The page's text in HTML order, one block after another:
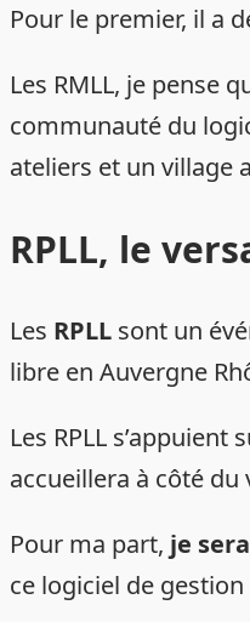
Pour le premier, il a
Les RMLL, je pense
communauté du
ateliers et un village
RPLL, le
Les RPLL sont un
libre en Auvergne
Les RPLL
accueillera à côté
Pour ma part, je
ce logiciel de